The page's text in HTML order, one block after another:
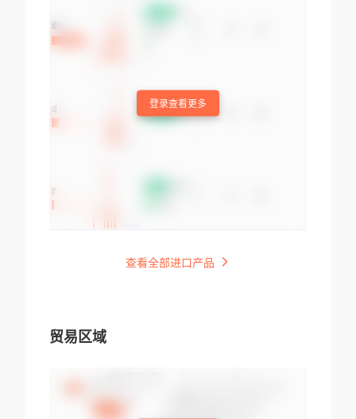
登录查看更多
查看全部进口产品
贸易区域